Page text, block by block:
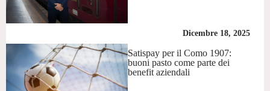
Dicembre 18, 2025
Satispay per il Como 1907:
buoni pasto come parte dei
benefit aziendali